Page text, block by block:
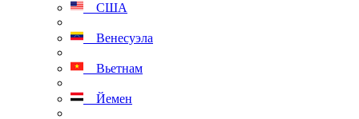
США
Венесуэла
Вьетнам
Йемен